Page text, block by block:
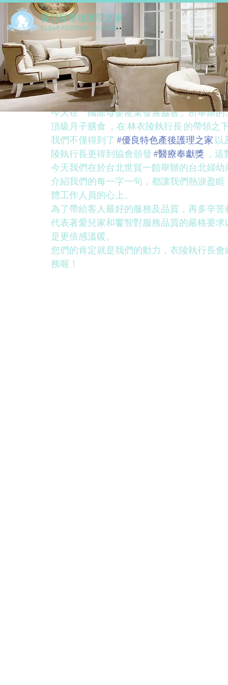
​愛兒家產後護理之家
ELGAR POSTPARTUM CARE
2024年2月17日
今天在「國際母嬰產業發展協會」所舉辦
頂級月子膳食 ，在 林衣陵執行長 的帶領之
我們不僅得到了 #優良特色產後護理之家 以
陵執行長更得到協會頒發 #醫療奉獻獎 ，
今天我們在於台北世貿一館舉辦的台北婦
介紹我們的每一字一句，都讓我們熱淚盈
體工作人員的心上。
為了帶給客人最好的服務及品質，再多辛
代表著愛兒家和饗智對服務品質的嚴格要
是更倍感溫暖。
您們的肯定就是我們的動力，衣陵執行長
務喔！